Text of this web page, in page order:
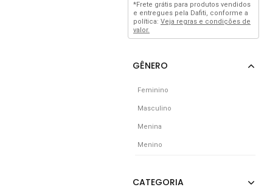
*Frete grátis para produtos vendidos
e entregues pela Dafiti, conforme a
política: Veja regras e condições de
valor.
Feminino
Masculino
Menina
Menino